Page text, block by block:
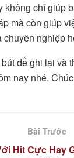
không chỉ giúp
mà còn giúp
chuyên nghiệp
để ghi lại và
nay nhé.
Bài Trước
Hit Cực Hay